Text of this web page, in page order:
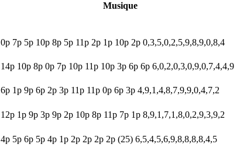
Musique
0p 7p 5p 10p 8p 5p 11p 2p 1p 10p 2p 0,3,5,0,2,5,9,8,9,0,8,4
14p 10p 8p 0p 7p 10p 11p 10p 3p 6p 6p 6,0,2,0,3,0,9,0,7,4,4,9
6p 1p 9p 6p 2p 3p 11p 11p 0p 6p 3p 4,9,1,4,8,7,9,9,0,4,7,2
12p 1p 9p 3p 9p 2p 10p 8p 11p 7p 1p 8,9,1,7,1,8,0,2,9,3,9,2
4p 5p 6p 5p 4p 1p 2p 2p 2p 2p (25) 6,5,4,5,6,9,8,8,8,8,4,5